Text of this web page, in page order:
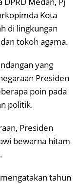
Kota
di lingkungan
tokoh agama.
yang
Presiden
poin pada
politik.
Presiden
bewarna hitam
tahun